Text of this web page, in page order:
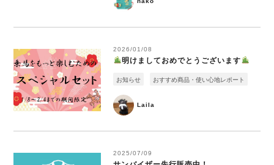
2026/01/08
明けましておめでとうございます
Laila
お知らせ おすすめ商品・使い心地レポート
2025/07/09